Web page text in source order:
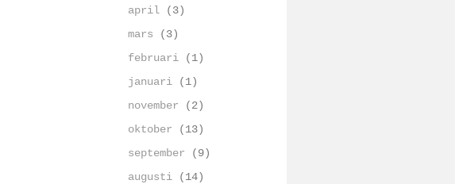
april (3)
mars (3)
februari (1)
januari (1)
november (2)
oktober (13)
september (9)
augusti (14)